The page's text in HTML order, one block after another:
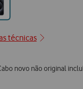
técnicas
novo não original